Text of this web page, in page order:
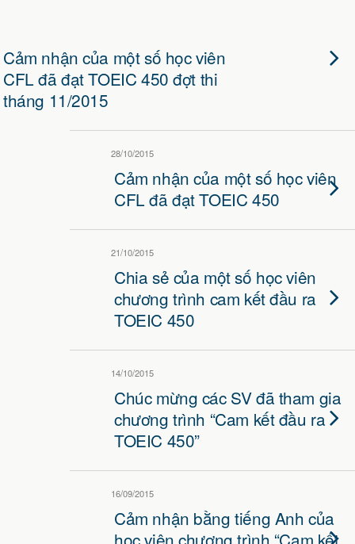
Cảm nhận của một số học viên
CFL đã đạt TOEIC 450 đợt thi
tháng 11/2015
28/10/2015
Cảm nhận của một số học viên
CFL đã đạt TOEIC 450
21/10/2015
Chia sẻ của một số học viên
chương trình cam kết đầu ra
TOEIC 450
14/10/2015
Chúc mừng các SV đã tham gia
chương trình “Cam kết đầu ra
TOEIC 450”
16/09/2015
Cảm nhận bằng tiếng Anh của
học viên chương trình “Cam kết